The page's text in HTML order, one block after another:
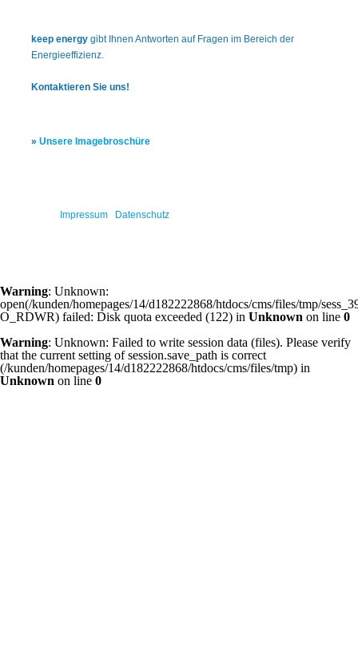
keep energy gibt Ihnen Antworten auf Fragen im Bereich der
Energieeffizienz.
Kontaktieren Sie uns!
» Unsere Imagebroschüre
Impressum Datenschutz
Warning: Unknown:
open(/kunden/homepages/14/d182222868/htdocs/cms/files/tmp/
O_RDWR) failed: Disk quota exceeded (122) in Unknown on line 0
Warning: Unknown: Failed to write session data (files). Please verify
that the current setting of session.save_path is correct
(/kunden/homepages/14/d182222868/htdocs/cms/files/tmp) in
Unknown on line 0